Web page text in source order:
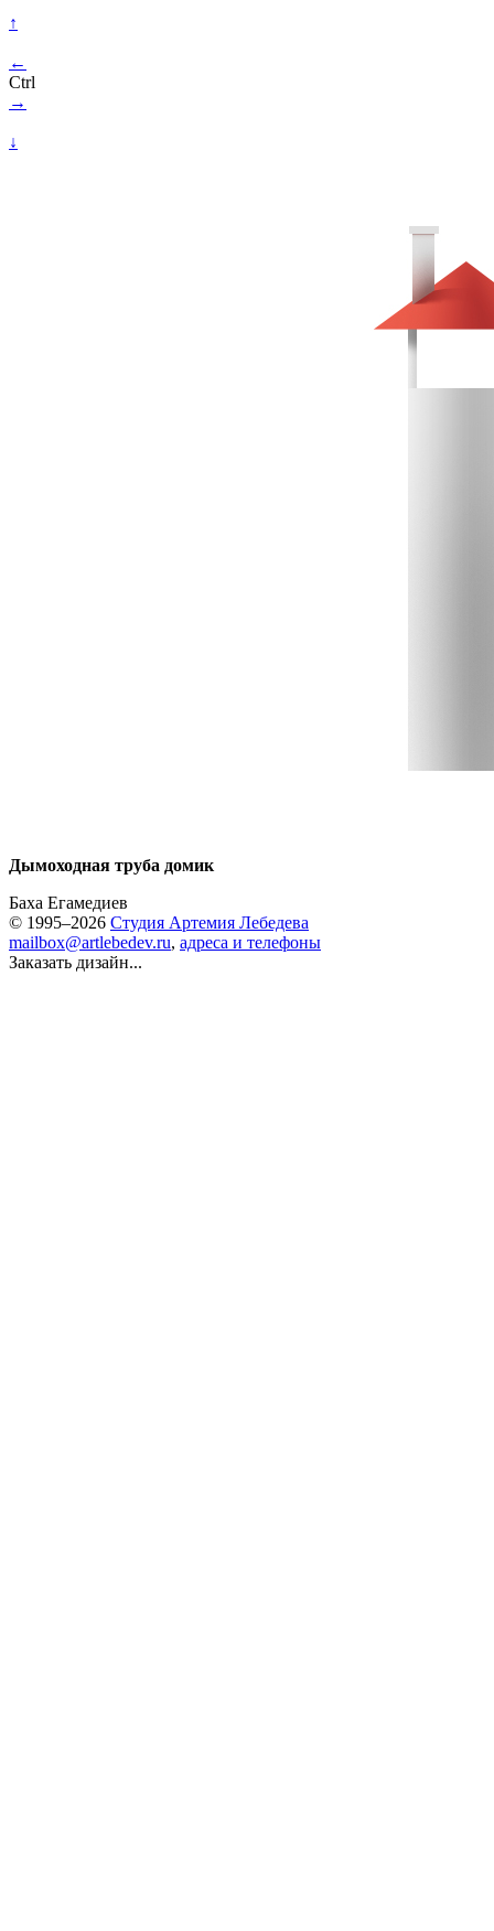
↑
←
Ctrl
→
↓
Дымоходная труба домик
Баха Егамедиев
© 1995–2026 Студия Артемия Лебедева
mailbox@artlebedev.ru, адреса и телефоны
Заказать дизайн...